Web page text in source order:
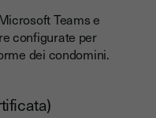
Teams e
configurate per
dei condomini.